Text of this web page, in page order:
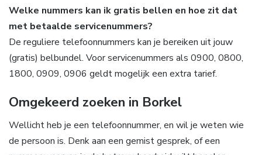
Welke nummers kan ik gratis bellen en hoe zit dat
met betaalde servicenummers?
De reguliere telefoonnummers kan je bereiken uit jouw
(gratis) belbundel. Voor servicenummers als 0900, 0800,
1800, 0909, 0906 geldt mogelijk een extra tarief.
Omgekeerd zoeken in Borkel
Wellicht heb je een telefoonnummer, en wil je weten wie
de persoon is. Denk aan een gemist gesprek, of een